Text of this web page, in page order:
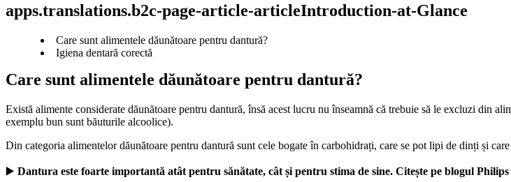
apps.translations.b2c-page-article-articleIntroduction-at-Glance
Care sunt alimentele dăunătoare pentru dantură?
Igiena dentară corectă
Care sunt alimentele dăunătoare pentru dantură?
Există alimente considerate dăunătoare pentru dantură, însă acest lucru nu înseamnă că trebuie să le excluzi din
exemplu bun sunt băuturile alcoolice).
Din categoria alimentelor dăunătoare pentru dantură sunt cele bogate în carbohidrați, care se pot lipi de dinți și
▶️ Dantura este foarte importantă atât pentru sănătate, cât și pentru stima de sine. Citește pe blogul